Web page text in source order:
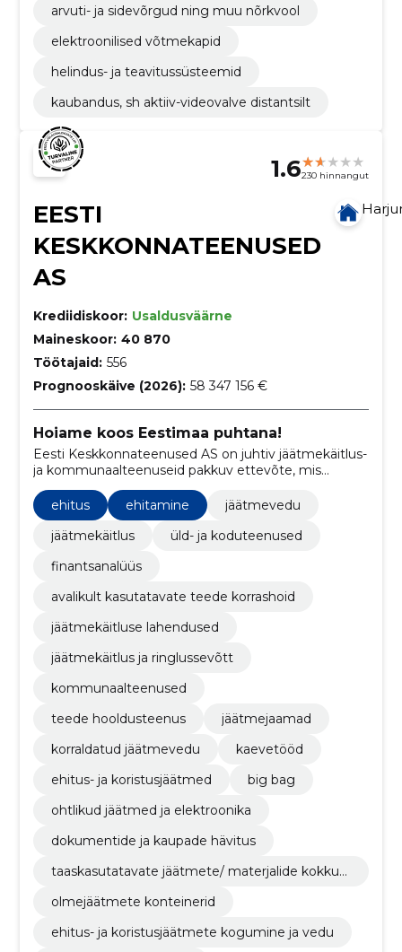
arvuti- ja sidevõrgud ning muu nõrkvool
elektroonilised võtmekapid
helindus- ja teavitussüsteemid
kaubandus, sh aktiiv-videovalve distantsilt
1.6230 hinnangut
EESTI
KESKKONNATEENUSED
AS
Krediidiskoor: Usaldusväärne
Maineskoor: 40 870
Töötajaid: 556
Prognooskäive (2026): 58 347 156 €
Hoiame koos Eestimaa puhtana!
Eesti Keskkonnateenused AS on juhtiv jäätmekäitlus-
ja kommunaalteenuseid pakkuv ettevõte, mis
spetsialiseerub olmejäätmete kogumisele,
ehitusjäätmete käitlemisele, taaskasutatavate
jäätmete kokkuostule ning mitmetele muudele
keskkonnahoidlikele teenustele.
ehitus ehitamine
jäätmevedu
jäätmekäitlus
üld- ja koduteenused
finantsanalüüs
avalikult kasutatavate teede korrashoid
jäätmekäitluse lahendused
jäätmekäitlus ja ringlussevõtt
kommunaalteenused
teede hooldusteenus
jäätmejaamad
korraldatud jäätmevedu
kaevetööd
ehitus- ja koristusjäätmed
big bag
ohtlikud jäätmed ja elektroonika
dokumentide ja kaupade hävitus
taaskasutatavate jäätmete/ materjalide kokkuo
olmejäätmete konteinerid
ehitus- ja koristusjäätmete kogumine ja vedu